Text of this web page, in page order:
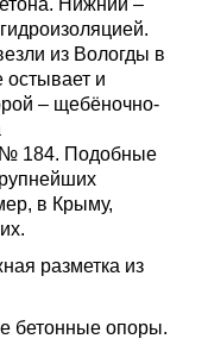
Нижний –
из Вологды в
остывает и
– щебёночно-
184. Подобные
в Крыму,
разметка из
бетонные опоры.